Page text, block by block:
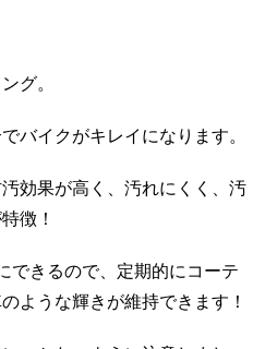
グ。
バイクがキレイになります。
効果が高く、汚れにくく、汚
徴！
できるので、定期的にコーテ
ような輝きが維持できます！